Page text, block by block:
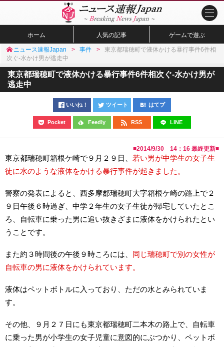
ホーム 人気の記事 ゲームで遊ぶ
ニュース速報Japan 事件
東京都瑞穂町で液体かける暴行事件6件相
次ぐ-水かけ男が逃走中
東京都瑞穂町で液体かける暴行事件6件相次ぐ-水かけ男が
逃走中
いいね！ ツイート はてブ
Pocket Feedly RSS LINE
■2014/9/30 14：16 最終更新■
東京都瑞穂町箱根ケ崎で９月２９日、 若い男が中学生の女子生
徒に水のような液体をかける暴行事件が起きました。
警察の発表によると、西多摩郡瑞穂町大字箱根ケ崎の路上で２
９日午後６時過ぎ、中学２年生の女子生徒が帰宅していたとこ
ろ、自転車に乗った男に追い抜きざまに液体をかけられたとい
うことです。
また約３時間後の午後９時ころには、 同じ瑞穂町で別の女性が
自転車の男に液体をかけられています。
液体はペットボトルに入っており、ただの水とみられていま
す。
その他、９月２７日にも東京都瑞穂町二本木の路上で、自転車
に乗った男が小学生の女子児童に意図的にぶつかり、ペットボ